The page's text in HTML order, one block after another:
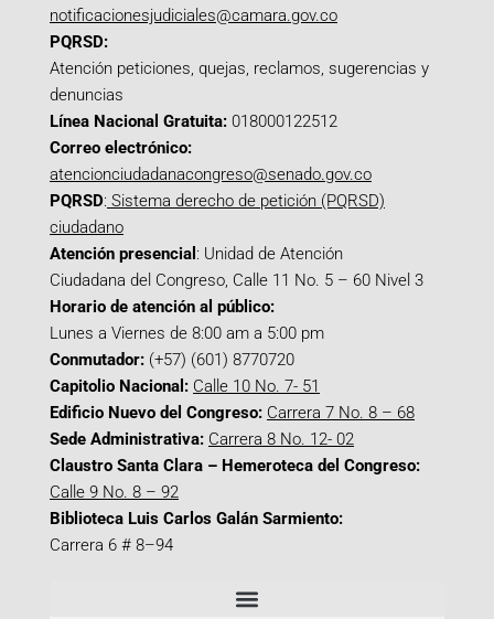
notificacionesjudiciales@camara.gov.co
PQRSD:
Atención peticiones, quejas, reclamos, sugerencias y
denuncias
Línea Nacional Gratuita: 018000122512
Correo electrónico:
atencionciudadanacongreso@senado.gov.co
PQRSD: Sistema derecho de petición (PQRSD)
ciudadano
Atención presencial : Unidad de Atención
Ciudadana del Congreso, Calle 11 No. 5 – 60 Nivel 3
Horario de atención al público:
Lunes a Viernes de 8:00 am a 5:00 pm
Conmutador: (+57) (601) 8770720
Capitolio Nacional: Calle 10 No. 7- 51
Edificio Nuevo del Congreso: Carrera 7 No. 8 – 68
Sede Administrativa: Carrera 8 No. 12- 02
Claustro Santa Clara – Hemeroteca del Congreso:
Calle 9 No. 8 – 92
Biblioteca Luis Carlos Galán Sarmiento:
Carrera 6 # 8–94